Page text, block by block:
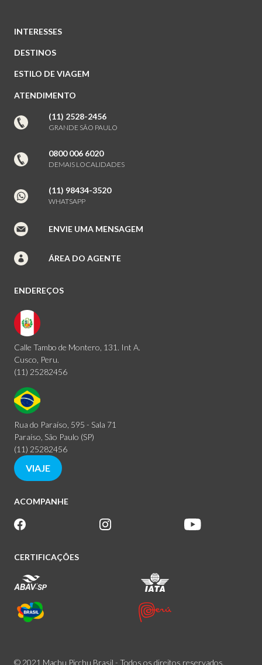
INTERESSES
DESTINOS
ESTILO DE VIAGEM
ATENDIMENTO
(11) 2528-2456
GRANDE SÃO PAULO
0800 006 6020
DEMAIS LOCALIDADES
(11) 98434-3520
WHATSAPP
ENVIE UMA MENSAGEM
ÁREA DO AGENTE
ENDEREÇOS
Calle Tambo de Montero, 131. Int A.
Cusco, Peru.
(11) 25282456
Rua do Paraíso, 595 - Sala 71
Paraíso, São Paulo (SP)
(11) 25282456
VIAJE
ACOMPANHE
CERTIFICAÇÕES
© 2021 Machu Picchu Brasil - Todos os direitos reservados.